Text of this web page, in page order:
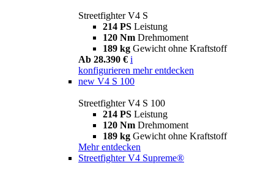
Streetfighter V4 S
214 PS Leistung
120 Nm Drehmoment
189 kg Gewicht ohne Kraftstoff
Ab 28.390 € i
konfigurieren mehr entdecken
new V4 S 100
Streetfighter V4 S 100
214 PS Leistung
120 Nm Drehmoment
189 kg Gewicht ohne Kraftstoff
Mehr entdecken
Streetfighter V4 Supreme®